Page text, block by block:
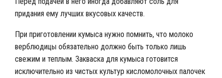
придания ему лучших вкусовых качеств.
При приготовлении кумыса нужно помнить, что молоко
верблюдицы обязательно должно быть только лишь
свежим и теплым. Закваска для кумыса готовится
исключительно из чистых культур кисломолочных палочек